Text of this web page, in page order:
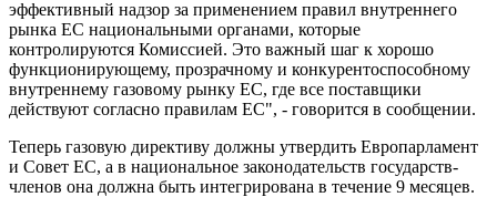
эффективный надзор за применением правил внутреннего
рынка ЕС национальными органами, которые
контролируются Комиссией. Это важный шаг к хорошо
функционирующему, прозрачному и конкурентоспособному
внутреннему газовому рынку ЕС, где все поставщики
действуют согласно правилам ЕС", - говорится в сообщении.
Теперь газовую директиву должны утвердить Европарламент
и Совет ЕС, а в национальное законодательств государств-
членов она должна быть интегрирована в течение 9 месяцев.